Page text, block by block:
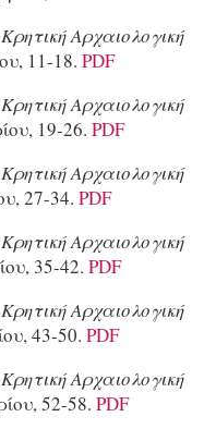
Κρητική Αρχαιολογική
11-18. PDF
Κρητική Αρχαιολογική
19-26. PDF
Κρητική Αρχαιολογική
27-34. PDF
Κρητική Αρχαιολογική
35-42. PDF
Κρητική Αρχαιολογική
43-50. PDF
Κρητική Αρχαιολογική
52-58. PDF